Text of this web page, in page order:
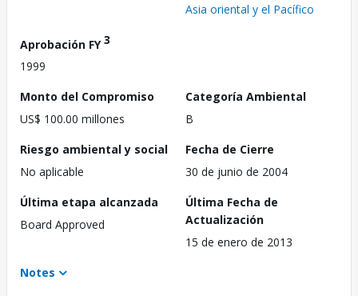
Asia oriental y el Pacífico
Aprobación FY3
1999
Monto del Compromiso
US$ 100.00 millones
Categoría Ambiental
B
Riesgo ambiental y social
No aplicable
Fecha de Cierre
30 de junio de 2004
Última etapa alcanzada
Board Approved
Última Fecha de
Actualización
15 de enero de 2013
Notes